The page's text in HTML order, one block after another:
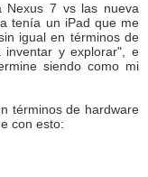
Nexus 7 vs las nueva
tenía un iPad que me
igual en términos de
y explorar", e
siendo como mi
términos de hardware
con esto: